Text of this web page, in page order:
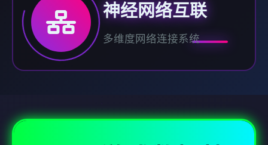
神经网络互联
多维度网络连接系统